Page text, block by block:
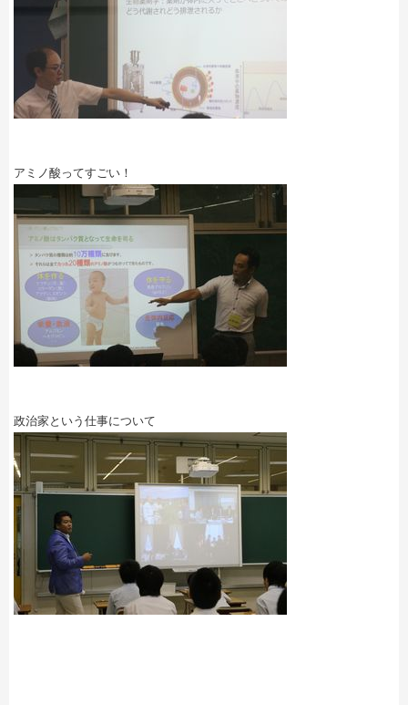
アミノ酸ってすごい！
政治家という仕事について